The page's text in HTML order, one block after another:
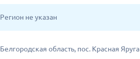
Регион не указан
Белгородская область, пос. Красная Яруга